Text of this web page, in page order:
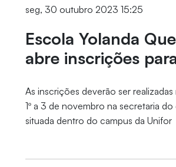
seg, 30 outubro 2023 15:25
Escola Yolanda
abre inscrições
As inscrições deverão ser
1º a 3 de novembro na secretaria
situada dentro do campus da Unifor